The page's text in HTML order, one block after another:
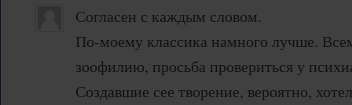
Согласен с каждым словом.
По-моему классика намного лучше.
зоофилию, просьба провериться у
Создавшие сее творение, вероятно,